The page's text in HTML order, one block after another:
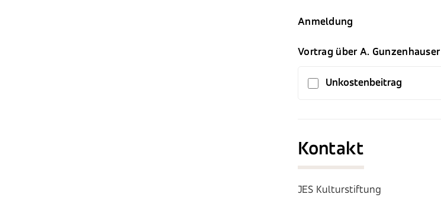
Anmeldung
Vortrag über A. Gunzenhauser
Unkostenbeitrag
Kontakt
JES Kulturstiftung